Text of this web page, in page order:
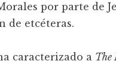
por parte de
de etcéteras.
caracterizado a The